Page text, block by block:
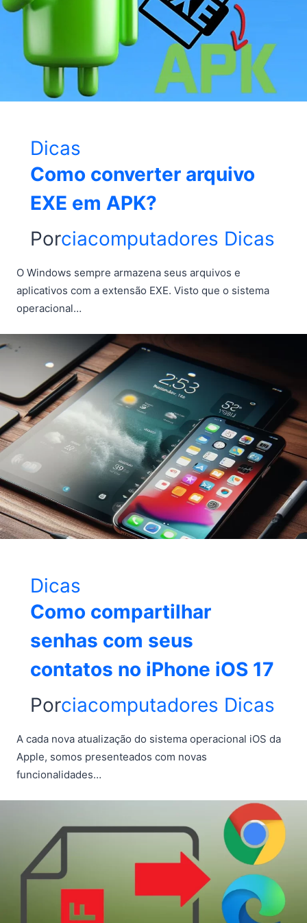
Dicas
Como converter arquivo
EXE em APK?
Porciacomputadores Dicas
O Windows sempre armazena seus arquivos e
aplicativos com a extensão EXE. Visto que o sistema
operacional…
Dicas
Como compartilhar
senhas com seus
contatos no iPhone iOS 17
Porciacomputadores Dicas
A cada nova atualização do sistema operacional iOS da
Apple, somos presenteados com novas
funcionalidades…